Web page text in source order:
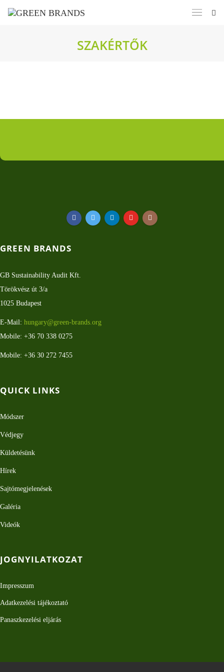
SZAKÉRTŐK
GREEN BRANDS
GB Sustainability Audit Kft.
Törökvész út 3/a
1025 Budapest
E-Mail: hungary@green-brands.org
Mobile: +36 70 338 0275
Mobile: +36 30 272 7455
QUICK LINKS
Módszer
Védjegy
Küldetésünk
Hírek
Sajtómegjelenések
Galéria
Videók
JOGNYILATKOZAT
Impresszum
Adatkezelési tájékoztató
Panaszkezelési eljárás